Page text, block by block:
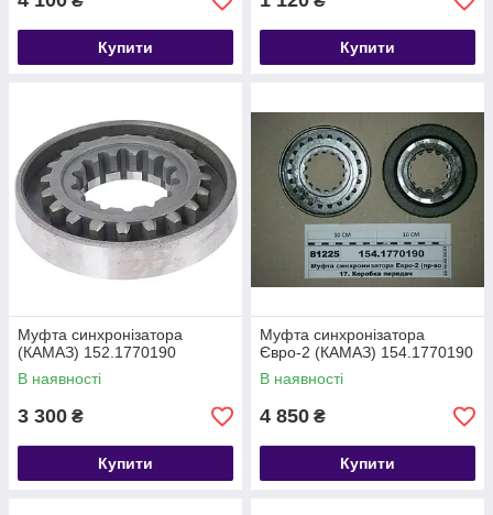
Купити Купити
Муфта синхронізатора
(КАМАЗ) 152.1770190
В наявності
3 300 ₴
Купити
Муфта синхронізатора
Євро-2 (КАМАЗ) 154.1770190
В наявності
4 850 ₴
Купити